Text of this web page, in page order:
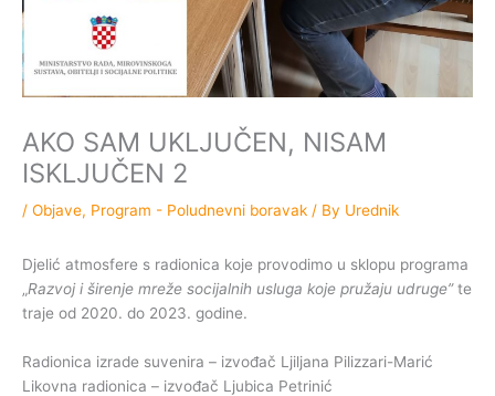
AKO SAM UKLJUČEN, NISAM
ISKLJUČEN 2
/ Objave, Program - Poludnevni boravak / By Urednik
Djelić atmosfere s radionica koje provodimo u sklopu programa
„ Razvoj i širenje mreže socijalnih usluga koje pružaju udruge”te
traje od 2020. do 2023. godine.
Radionica izrade suvenira – izvođač Ljiljana Pilizzari-Marić
Likovna radionica – izvođač Ljubica Petrinić